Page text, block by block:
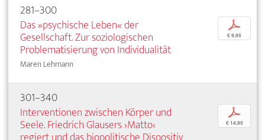
281–300
Das »psychische Leben« der
Gesellschaft. Zur soziologischen
Problematisierung von Individualität
Maren Lehmann
p
€ 9,95
301–340
Interventionen zwischen Körper und
Seele. Friedrich Glausers ›Matto‹
p
€ 14,95